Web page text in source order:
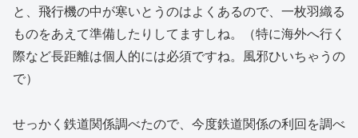
と、飛行機の中が寒いとうのはよくあるので、一枚羽織る
ものをあえて準備したりしてますしね。（特に海外へ行く
際など長距離は個人的には必須ですね。風邪ひいちゃうの
で）
せっかく鉄道関係調べたので、今度鉄道関係の利回を調べ